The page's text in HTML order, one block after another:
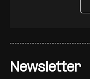
Newsletter